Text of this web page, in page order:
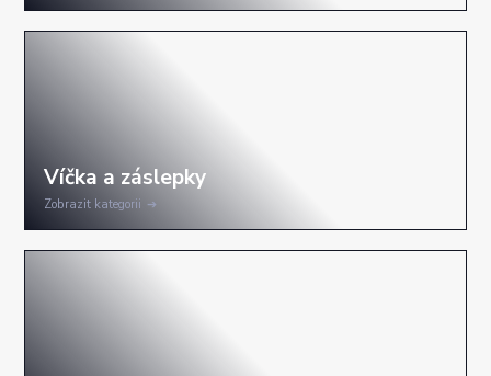
Zobrazit kategorii